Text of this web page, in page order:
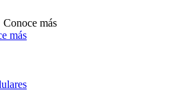
Conoce más
más